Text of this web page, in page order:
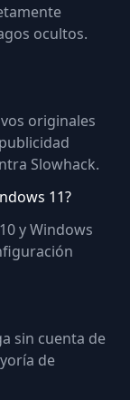
ocultos.
originales
Slowhack.
11?
y Windows
sin cuenta de
de